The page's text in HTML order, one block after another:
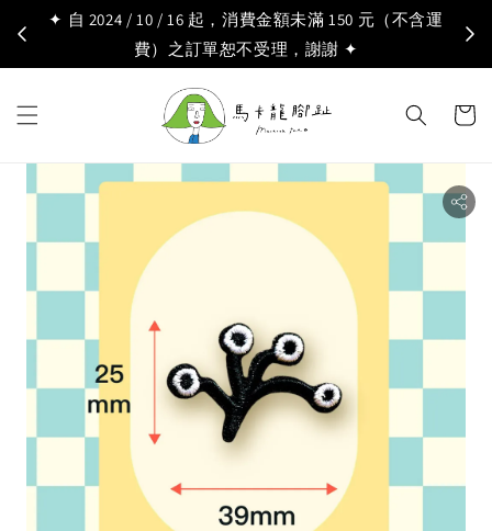
✦ 自 2024 / 10 / 16 起，消費金額未滿 150 元（不含運
費）之訂單恕不受理，謝謝 ✦